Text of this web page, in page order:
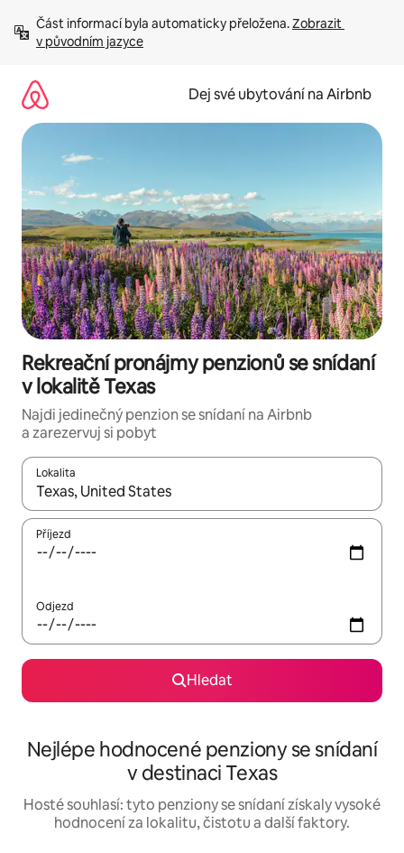
obsah
Část informací byla automaticky přeložena. Zobrazit
v původním jazyce
Dej své ubytování na Airbnb
Rekreační pronájmy penzionů se snídaní
v lokalitě Texas
Najdi jedinečný penzion se snídaní na Airbnb
a zarezervuj si pobyt
Lokalita
Až budou výsledky k dispozici, můžeš si je procházet pomocí
Příjezd
Odjezd
Hledat
Nejlépe hodnocené penziony se snídaní
v destinaci Texas
Hosté souhlasí: tyto penziony se snídaní získaly vysoké
hodnocení za lokalitu, čistotu a další faktory.